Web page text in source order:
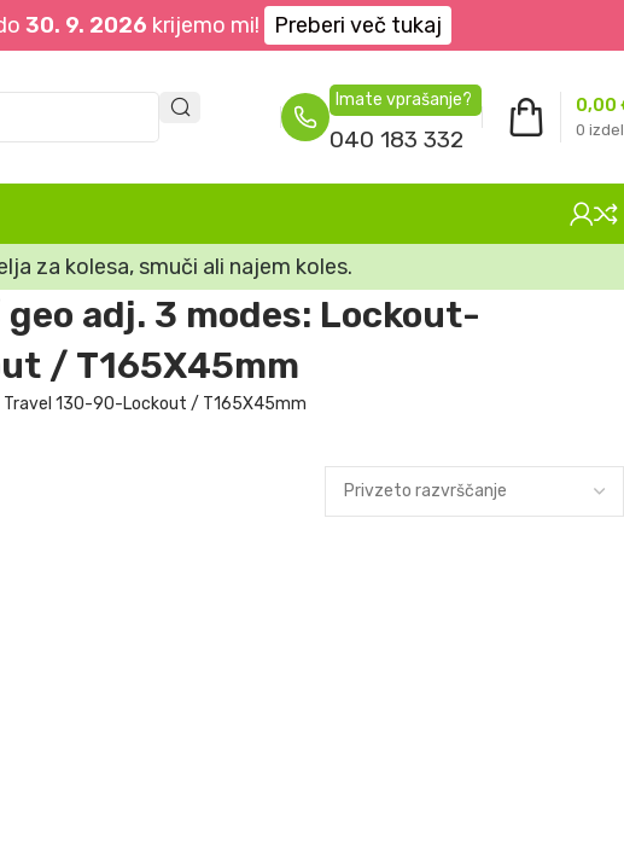
30. 9. 2026 krijemo mi! Preberi več tukaj
Imate vprašanje?
040 183 332 0
0,00
za kolesa, smuči ali najem koles.
adj. 3 modes: Lockout-
/ T165X45mm
Travel 130-90-Lockout / T165X45mm